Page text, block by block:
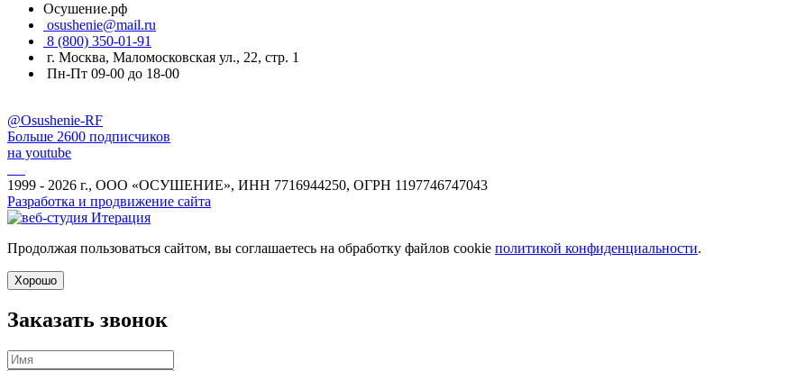
Осушение.рф
osushenie@mail.ru
8 (800) 350-01-91
г. Москва, Маломосковская ул., 22, стр. 1
Пн-Пт 09-00 до 18-00
@Osushenie-RF
Больше 2600 подписчиков
на youtube
1999 - 2026 г., ООО «ОСУШЕНИЕ», ИНН 7716944250, ОГРН 1197746747043
Разработка и продвижение сайта
Продолжая пользоваться сайтом, вы соглашаетесь на обработку файлов cookie политикой конфиденциальности.
Хорошо
Заказать звонок